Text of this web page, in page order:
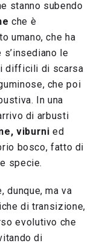
stanno subendo
che è
umano, che ha
s’insediano le
difficili di scarsa
che poi
In una
di arbusti
viburni ed
bosco, fatto di
specie.
dunque, ma va
di transizione,
evolutivo che
di